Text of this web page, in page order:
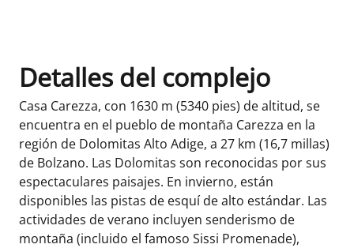
Detalles del complejo
Casa Carezza, con 1630 m (5340 pies) de altitud, se
encuentra en el pueblo de montaña Carezza en la
región de Dolomitas Alto Adige, a 27 km (16,7 millas)
de Bolzano. Las Dolomitas son reconocidas por sus
espectaculares paisajes. En invierno, están
disponibles las pistas de esquí de alto estándar. Las
actividades de verano incluyen senderismo de
montaña (incluido el famoso Sissi Promenade),